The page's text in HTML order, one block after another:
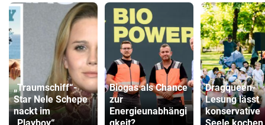
„Traumschiff“-
Star Nele Schepe
nackt im
„Playboy“
Biogas als Chance
zur
Energieunabhängi
gkeit?
Dragqueen-
Lesung lässt
konservative
Seele kochen